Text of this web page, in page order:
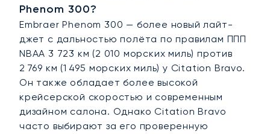
Phenom 300?
Embraer Phenom 300 — более новый лайт-
джет с дальностью полёта по правилам ППП
NBAA 3 723 км (2 010 морских миль) против
2 769 км (1 495 морских миль) у Citation Bravo.
Он также обладает более высокой
крейсерской скоростью и современным
дизайном салона. Однако Citation Bravo
часто выбирают за его проверенную